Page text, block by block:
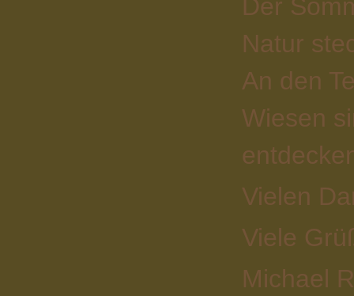
Der
Natur
An den
Wiesen
Vielen
Viele
Michael